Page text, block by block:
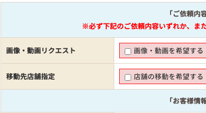
「ご依頼内
※必ず下記のご依頼内容いずれか、ま
画像・動画リクエスト 画像・動画を希望する
移動先店舗指定 店舗の移動を希望する
「お客様情